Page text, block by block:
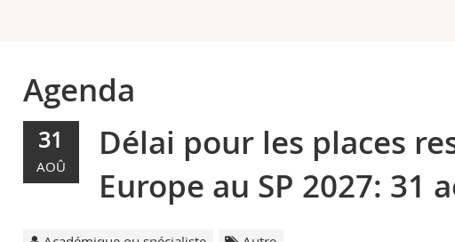
Agenda
31
AOÛ
Délai pour les places
Europe au SP 2027: 31